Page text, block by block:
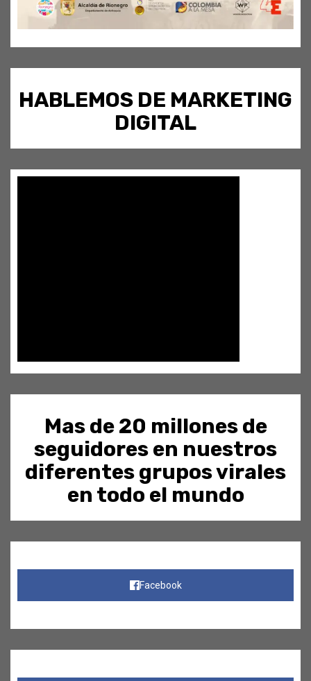
HABLEMOS DE MARKETING
DIGITAL
Mas de 20 millones de
seguidores en nuestros
diferentes grupos virales
en todo el mundo
Facebook